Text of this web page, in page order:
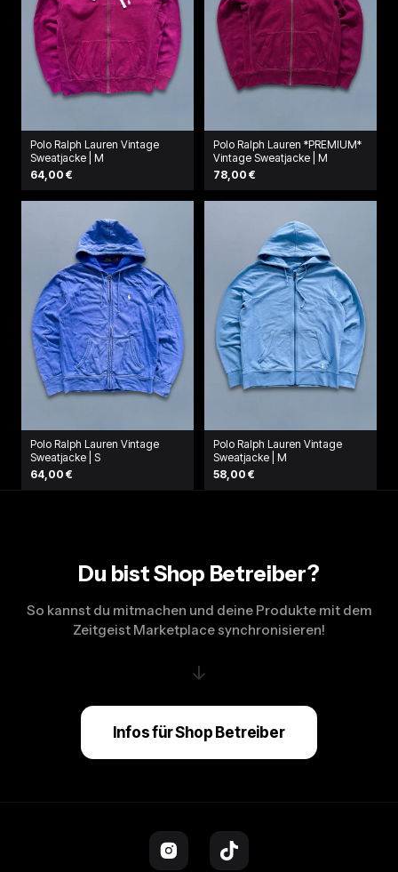
Polo Ralph Lauren Vintage
Sweatjacke | M
64,00 €
Polo Ralph Lauren *PREMIUM*
Vintage Sweatjacke | M
78,00 €
Polo Ralph Lauren Vintage
Sweatjacke | S
64,00 €
Polo Ralph Lauren Vintage
Sweatjacke | M
58,00 €
Du bist Shop Betreiber?
So kannst du mitmachen und deine Produkte mit dem
Zeitgeist Marketplace synchronisieren!
↓
Infos für Shop Betreiber